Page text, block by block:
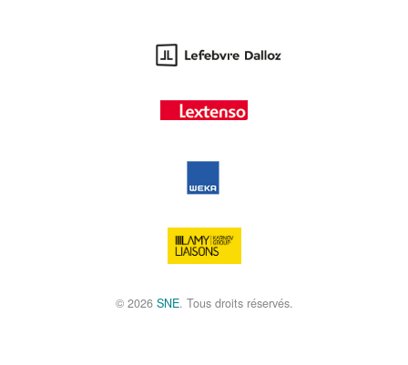
© 2026 SNE. Tous droits réservés.